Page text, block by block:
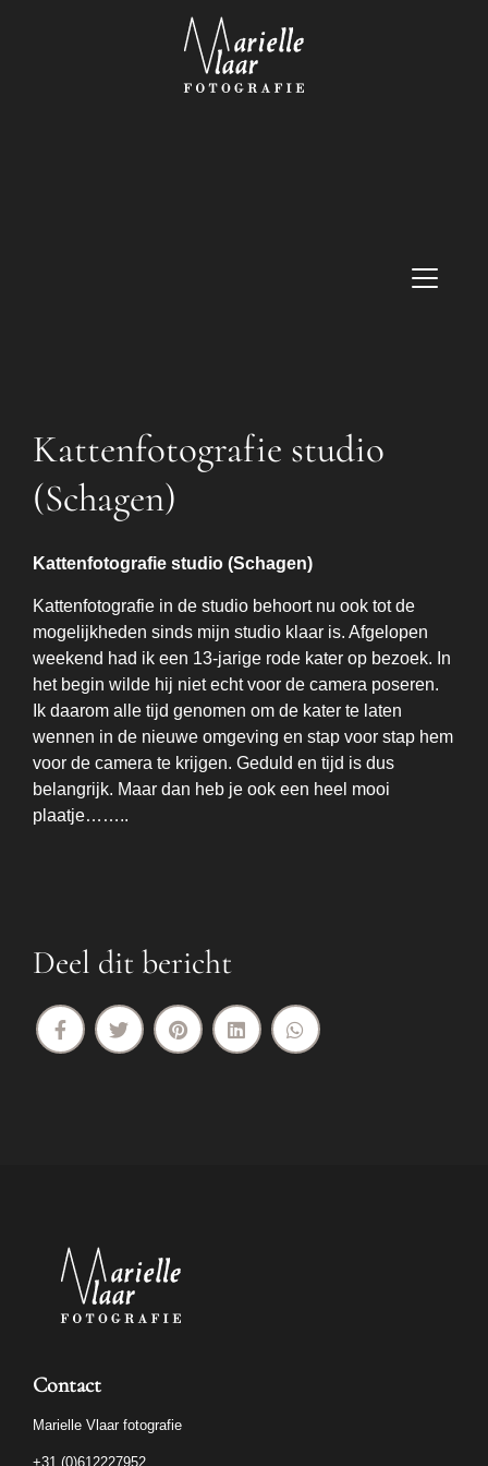
Kattenfotografie studio
(Schagen)
Kattenfotografie studio (Schagen)
Kattenfotografie in de studio behoort nu ook tot de
mogelijkheden sinds mijn studio klaar is. Afgelopen
weekend had ik een 13-jarige rode kater op bezoek. In
het begin wilde hij niet echt voor de camera poseren.
Ik daarom alle tijd genomen om de kater te laten
wennen in de nieuwe omgeving en stap voor stap hem
voor de camera te krijgen. Geduld en tijd is dus
belangrijk. Maar dan heb je ook een heel mooi
plaatje……..
Deel dit bericht
Contact
Marielle Vlaar fotografie
+31 (0)612227952